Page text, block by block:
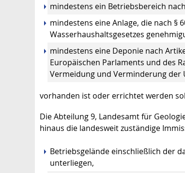
mindestens ein Betriebsbereich
mindestens eine Anlage, die nach §
Wasserhaushaltsgesetzes
mindestens eine Deponie nach
Europäischen Parlaments und des
Vermeidung und Verminderung der
vorhanden ist oder errichtet werden
Die Abteilung 9, Landesamt für
hinaus die landesweit zuständige
Betriebsgelände einschließlich der
unterliegen,